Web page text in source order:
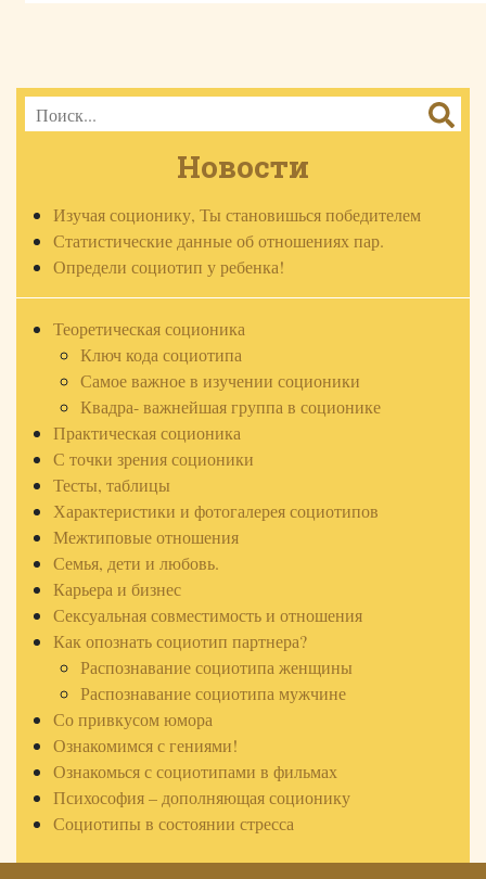
Новости
Изучая соционику, Ты становишься победителем
Статистические данные об отношениях пар.
Определи социотип у ребенка!
Теоретическая соционика
Ключ кода социотипа
Самое важное в изучении соционики
Квадра- важнейшая группа в соционике
Практическая соционика
С точки зрения соционики
Тесты, таблицы
Характеристики и фотогалерея социотипов
Межтиповые отношения
Семья, дети и любовь.
Карьера и бизнес
Сексуальная совместимость и отношения
Как опознать социотип партнера?
Распознавание социотипа женщины
Распознавание социотипа мужчине
Со привкусом юмора
Ознакомимся с гениями!
Ознакомься с социотипами в фильмах
Психософия – дополняющая соционику
Социотипы в состоянии стресса